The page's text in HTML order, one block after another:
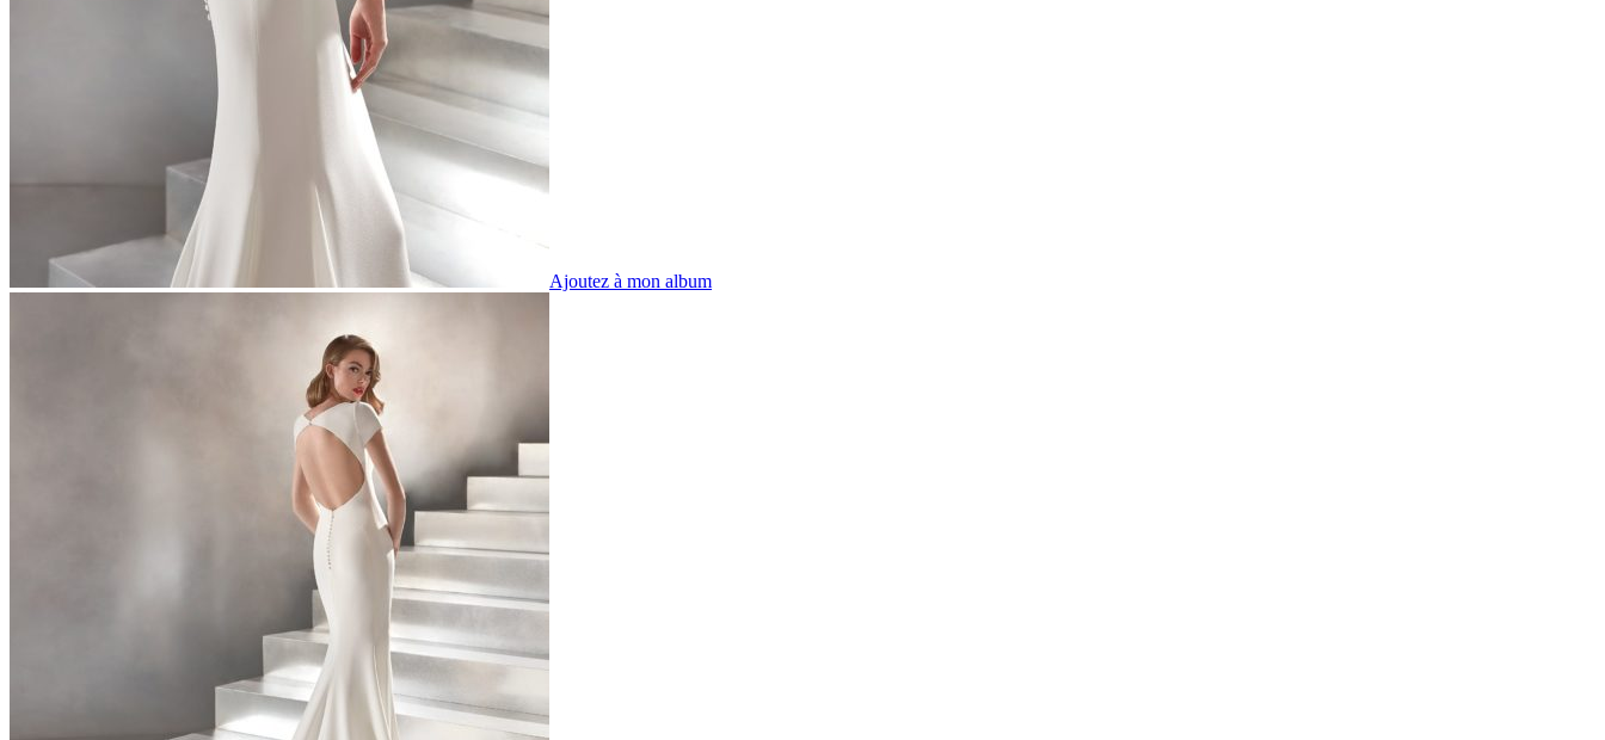
Ajoutez à mon album